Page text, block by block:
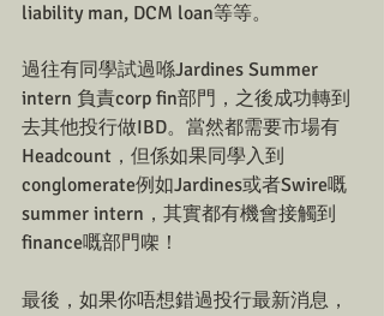
liability man, DCM loan等等。
過往有同學試過喺Jardines Summer
intern 負責corp fin部門，之後成功轉到
去其他投行做IBD。當然都需要市場有
Headcount，但係如果同學入到
conglomerate例如Jardines或者Swire嘅
summer intern，其實都有機會接觸到
finance嘅部門㗎！
最後，如果你唔想錯過投行最新消息，